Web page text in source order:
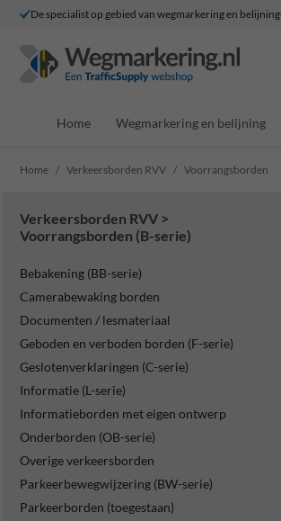
De specialist op gebied van wegmarkering en belijning
Home Wegmarkering en belijning
Home Verkeersborden RVV Voorrangsborden
Verkeersborden RVV >
Voorrangsborden (B-serie)
Bebakening (BB-serie)
Camerabewaking borden
Documenten / lesmateriaal
Geboden en verboden borden (F-serie)
Geslotenverklaringen (C-serie)
Informatie (L-serie)
Informatieborden met eigen ontwerp
Onderborden (OB-serie)
Overige verkeersborden
Parkeerbewegwijzering (BW-serie)
Parkeerborden (toegestaan)